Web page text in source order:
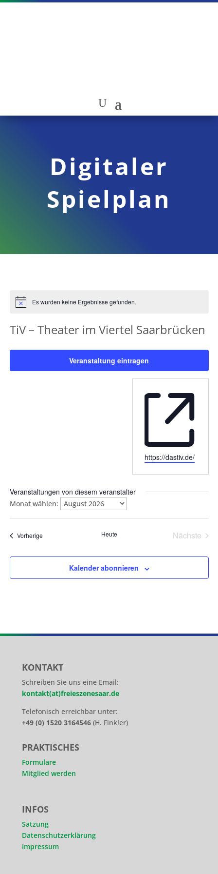
Digitaler
Spielplan
HinweisEs wurden keine Ergebnisse gefunden.
TiV – Theater im Viertel Saarbrücken
Veranstaltung eintragen
Webseite
https://dastiv.de/
Veranstaltungen von diesem veranstalter
Monat wählen:
VorherigeVeranstaltungen Heute
Nächste
Kalender abonnieren
KONTAKT
Schreiben Sie uns eine Email:
kontakt(at)freieszenesaar.de
Telefonisch erreichbar unter:
+49 (0) 1520 3164546(H. Finkler)
PRAKTISCHES
Formulare
Mitglied werden
INFOS
Satzung
Datenschutzerklärung
Impressum